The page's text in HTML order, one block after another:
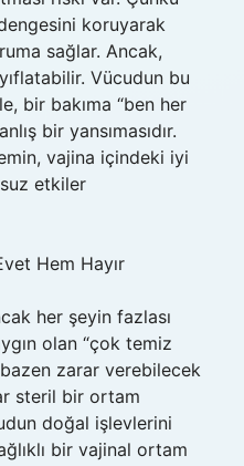
koruyarak
sağlar. Ancak,
Vücudun bu
bir bakıma “ben her
bir yansımasıdır.
vajina içindeki iyi
etkiler
Hem Hayır
her şeyin fazlası
olan “çok temiz
zarar verebilecek
steril bir ortam
doğal işlevlerini
bir vajinal ortam